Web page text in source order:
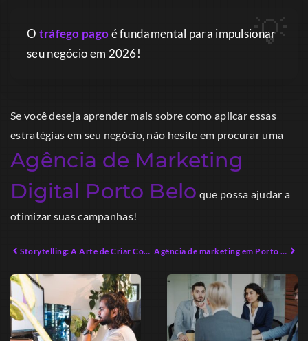
O tráfego pagoé fundamental para impulsionar
seu negócio em 2026!
Se você deseja aprender mais sobre como aplicar essas
estratégias em seu negócio, não hesite em procurar uma
Agência de Marketing
Digital Porto Belo que possa ajudar a
otimizar suas campanhas!
Storytelling: A Arte de Criar Conexões Emocionais Impactantes Agência de marketing em Porto Belo: Como Impulsionar Seus Resultados